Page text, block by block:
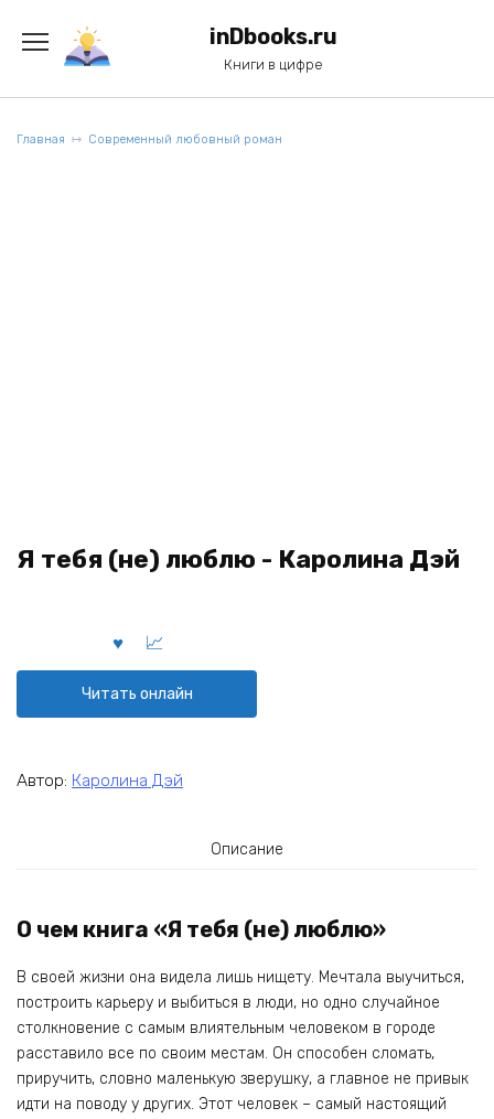
содержанию
inDbooks.ru
Книги в цифре
Главная Современный любовный роман
Я тебя (не) люблю - Каролина Дэй
Читать онлайн
Автор: Каролина Дэй
Описание
О чем книга «Я тебя (не) люблю»
В своей жизни она видела лишь нищету. Мечтала выучиться,
построить карьеру и выбиться в люди, но одно случайное
столкновение с самым влиятельным человеком в городе
расставило все по своим местам. Он способен сломать,
приручить, словно маленькую зверушку, а главное не привык
идти на поводу у других. Этот человек – самый настоящий